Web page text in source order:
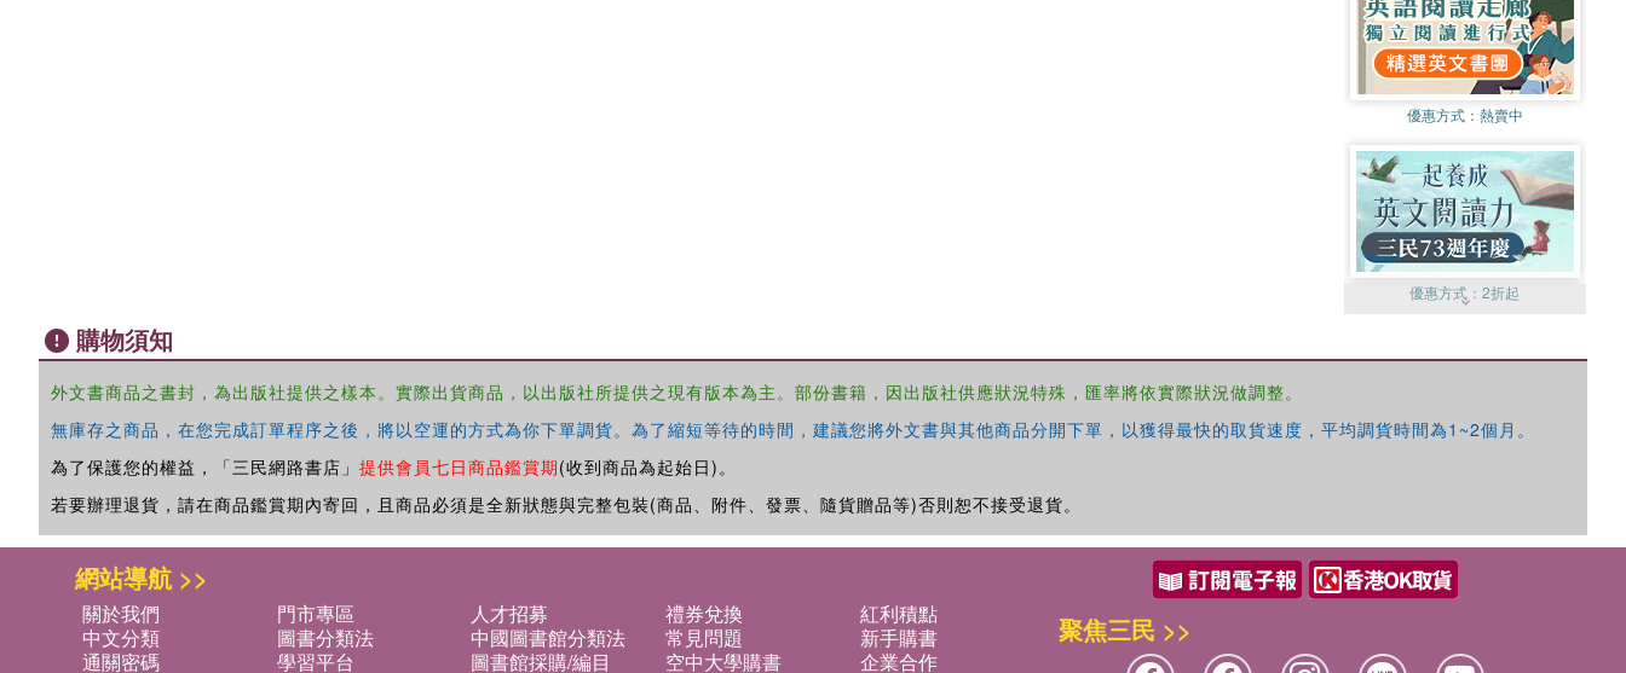
優惠方式： 熱賣中
優惠方式：2折起
購物須知
外文書商品之書封，為出版社提供之樣本。實際出貨商品，以出版社所提供之現有版本為主。部份書籍，因出版社供應狀況特殊，匯率將依實際狀況做調整。
無庫存之商品，在您完成訂單程序之後，將以空運的方式為你下單調貨。為了縮短等待的時間，建議您將外文書與其他商品分開下單，以獲得最快的取貨速度，平均調貨時間為1~2個月。
為了保護您的權益，「三民網路書店」 提供會員七日商品鑑賞期(收到商品為起始日)。
若要辦理退貨，請在商品鑑賞期內寄回，且商品必須是全新狀態與完整包裝(商品、附件、發票、隨貨贈品等)否則恕不接受退貨。
網站導航 >>
關於我們 門市專區 人才招募 禮券兌換
紅利積點
中文分類
圖書分類法 中國圖書館分類法 常見問題
新手購書
通關密碼
學習平台 圖書館採購/編目 空中大學購書
企業合作
聚焦三民 >>